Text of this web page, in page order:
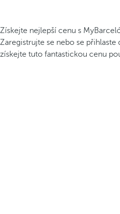
Získejte nejlepší cenu s
Zaregistrujte se nebo se přihlaste
získejte tuto fantastickou cenu